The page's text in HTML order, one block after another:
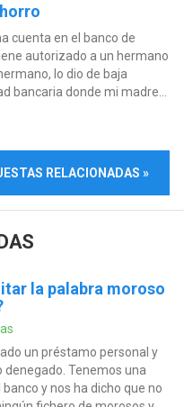
cuenta en el banco de
autorizado a un hermano
lo dio de baja
bancaria donde mi madre...
RELACIONADAS »
la palabra moroso
un préstamo personal y
denegado. Tenemos una
y nos ha dicho que no